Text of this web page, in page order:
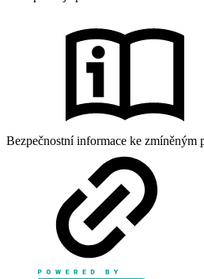
Bezpečnostní informace ke zmíněným